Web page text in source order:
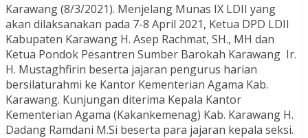
Karawang (8/3/2021). Menjelang Munas IX LDII yang
akan dilaksanakan pada 7-8 April 2021, Ketua DPD LDII
Kabupaten Karawang H. Asep Rachmat, SH., MH dan
Ketua Pondok Pesantren Sumber Barokah Karawang Ir.
H. Mustaghfirin beserta jajaran pengurus harian
bersilaturahmi ke Kantor Kementerian Agama Kab.
Karawang. Kunjungan diterima Kepala Kantor
Kementerian Agama (Kakankemenag) Kab. Karawang H.
Dadang Ramdani M.Si beserta para jajaran kepala seksi.